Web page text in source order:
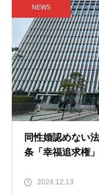
NEWS
同性婚認めない
条「幸福追求権
2024.12.13